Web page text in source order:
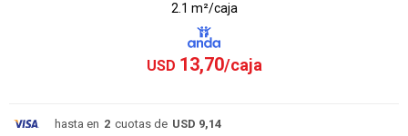
2.1 m²/caja
USD 13,70
hasta en 2 cuotas de USD 9,14